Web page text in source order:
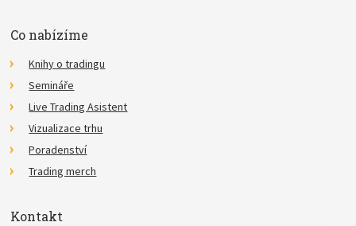
Co nabízíme
Knihy o tradingu
Semináře
Live Trading Asistent
Vizualizace trhu
Poradenství
Trading merch
Kontakt